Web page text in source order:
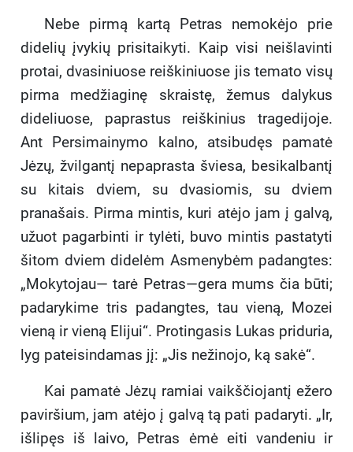
Nebe pirmą kartą Petras nemokėjo prie
didelių įvykių prisitaikyti. Kaip visi neišlavinti
protai, dvasiniuose reiškiniuose jis temato visų
pirma medžiaginę skraistę, žemus dalykus
dideliuose, paprastus reiškinius tragedijoje.
Ant Persimainymo kalno, atsibudęs pamatė
Jėzų, žvilgantį nepaprasta šviesa, besikalbantį
su kitais dviem, su dvasiomis, su dviem
pranašais. Pirma mintis, kuri atėjo jam į galvą,
užuot pagarbinti ir tylėti, buvo mintis pastatyti
šitom dviem didelėm Asmenybėm padangtes:
„Mokytojau— tarė Petras—gera mums čia būti;
padarykime tris padangtes, tau vieną, Mozei
vieną ir vieną Elijui“. Protingasis Lukas priduria,
lyg pateisindamas jį: „Jis nežinojo, ką sakė“.
Kai pamatė Jėzų ramiai vaikščiojantį ežero
paviršium, jam atėjo į galvą tą pati padaryti. „Ir,
išlipęs iš laivo, Petras ėmė eiti vandeniu ir